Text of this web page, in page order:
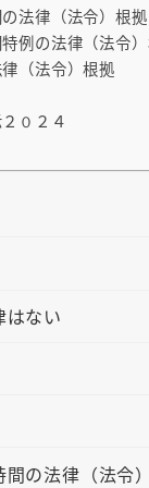
法律（法令）根拠
例の法律（法令
（法令）根拠
０２４
はない
の法律（法令